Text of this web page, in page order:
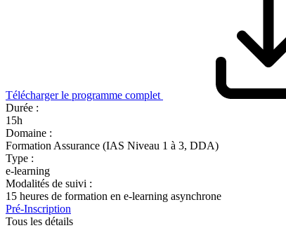
Télécharger le programme complet
Durée :
15h
Domaine :
Formation Assurance (IAS Niveau 1 à 3, DDA)
Type :
e-learning
Modalités de suivi :
15 heures de formation en e-learning asynchrone
Pré-Inscription
Tous les détails